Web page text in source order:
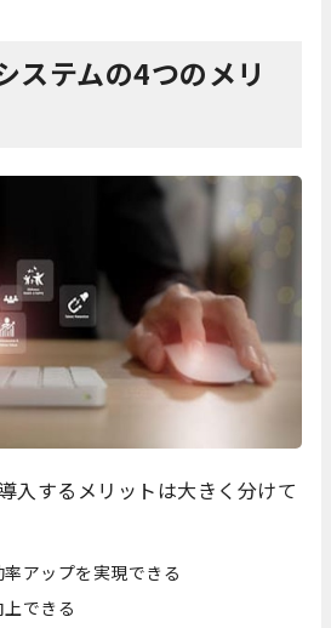
ステムの4つのメリ
入するメリットは大きく分けて
アップを実現できる
できる